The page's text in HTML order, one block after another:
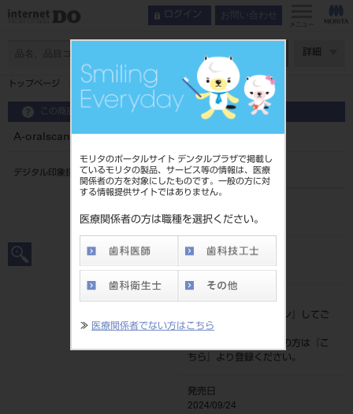
モリタのポータルサイト デンタルプラザで掲載し
ているモリタの製品、サービス等の情報は、医療
関係者の方を対象にしたものです。一般の方に対
する情報提供サイトではありません。
医療関係者の方は職種を選択ください。
≫ 医療関係者でない方はこちら
ログイン お問い合わせ
メニュー
詳細
トップページ A-oralscan3 ワイヤレス
この商品に関するお問い合わせ
A-oralscan3 ワイヤレス
デジタル印象採得装置
201340015
JAN/EANコード
標準価格
ログイン
』してご
覧ください。
ネット会員登録がまだの方は『
こ
ちら
』より登録ください。
発売日
2024/09/24
インデックス 特長